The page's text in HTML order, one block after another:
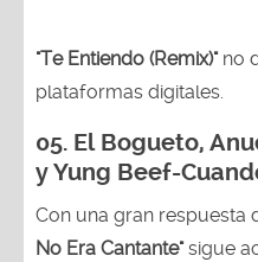
"Te Entiendo (Remix)"no
plataformas digitales.
05. El Bogueto,
y Yung Beef-
Con una gran respuesta
No Era Cantante"sigue